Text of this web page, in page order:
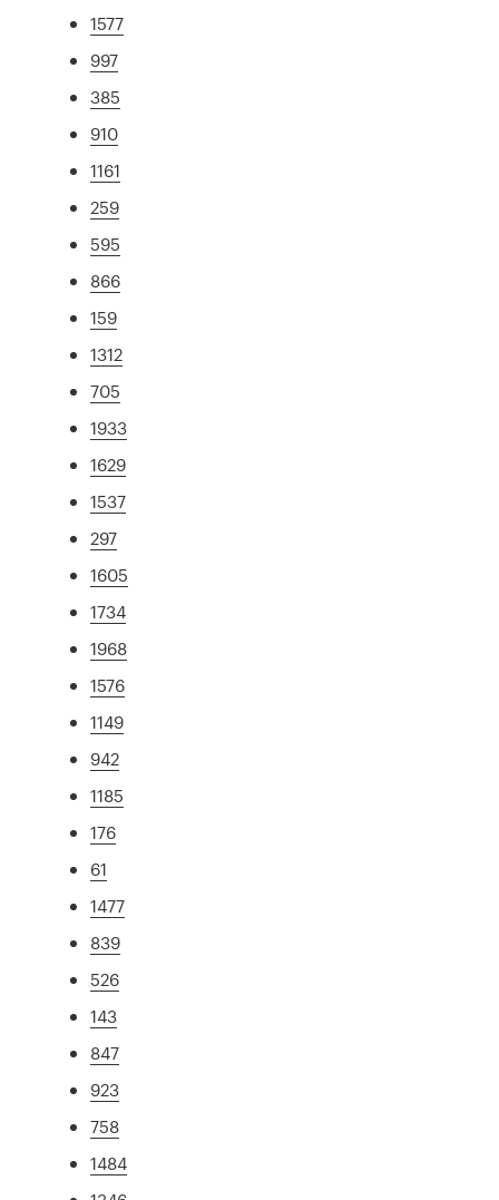
1577
997
385
910
1161
259
595
866
159
1312
705
1933
1629
1537
297
1605
1734
1968
1576
1149
942
1185
176
61
1477
839
526
143
847
923
758
1484